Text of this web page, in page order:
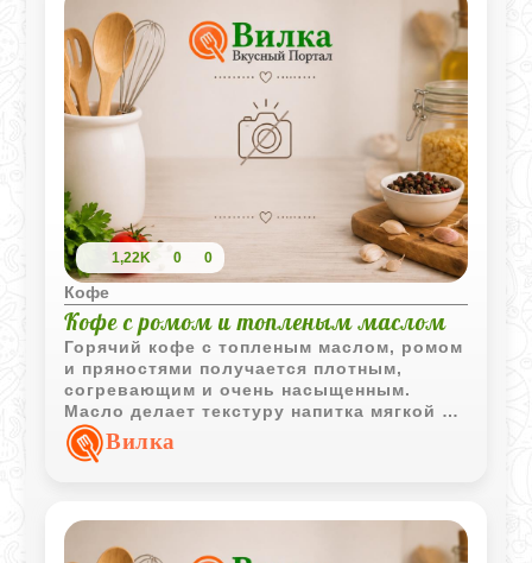
1,22K 0 0
Кофе
Кофе с ромом и топленым маслом
Горячий кофе с топленым маслом, ромом
и пряностями получается плотным,
согревающим и очень насыщенным.
Масло делает текстуру напитка мягкой и
бархатистой, а ром и мускатный орех
добавляют глубокий аромат.
Вилка